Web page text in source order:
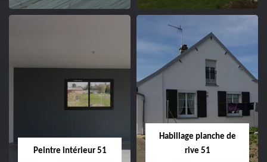
51
Nettoyage et
ravalement de
façade 51
Peintre intérieur 51
Habillage planche de
rive 51